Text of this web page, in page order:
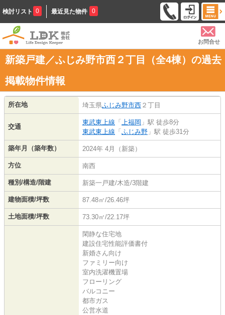
検討リスト 0 最近見た物件 0
お問合せ
新築戸建／ふじみ野市西２丁目（全4棟）の過去
掲載物件情報
所在地 埼玉県ふじみ野市西 ２丁目
交通
東武東上線 「 上福岡 」駅 徒歩8分
東武東上線 「 ふじみ野 」駅 徒歩31分
築年月（築年数） 2024年 4月（新築）
方位 南西
種別/構造/階建 新築一戸建/木造/3階建
建物面積/坪数 87.48㎡/26.46坪
土地面積/坪数 73.30㎡/22.17坪
閑静な住宅地
建設住宅性能評価書付
新婚さん向け
ファミリー向け
室内洗濯機置場
フローリング
バルコニー
都市ガス
公営水道